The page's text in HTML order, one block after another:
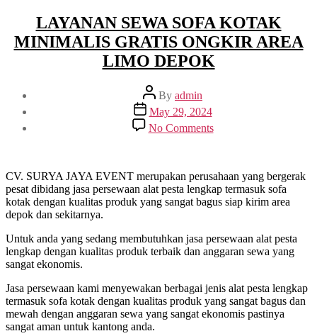
LAYANAN SEWA SOFA KOTAK
MINIMALIS GRATIS ONGKIR AREA
LIMO DEPOK
Post
author
By admin
Post
date
May 29, 2024
No Commentson
LAYANAN
KOTAK
MINIMALIS
GRATIS
LIMO
DEPOK
CV. SURYA JAYA EVENT merupakan perusahaan yang bergerak
pesat dibidang jasa persewaan alat pesta lengkap termasuk sofa
kotak dengan kualitas produk yang sangat bagus siap kirim area
depok dan sekitarnya.
Untuk anda yang sedang membutuhkan jasa persewaan alat pesta
lengkap dengan kualitas produk terbaik dan anggaran sewa yang
sangat ekonomis.
Jasa persewaan kami menyewakan berbagai jenis alat pesta lengkap
termasuk sofa kotak dengan kualitas produk yang sangat bagus dan
mewah dengan anggaran sewa yang sangat ekonomis pastinya
sangat aman untuk kantong anda.